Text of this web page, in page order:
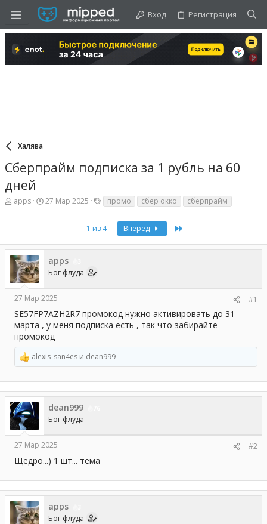
Вход Регистрация
Халява
Сберпрайм подписка за 1 рубль на 60
дней
А
т
е
м
ы
apps
Д
а
27 Мар 2025
Т
е
и
промо сбер окко сберпрайм
1 из 4 Вперёд
apps
Бог флуда
27 Мар 2025 #1
SE57FP7AZH2R7 промокод нужно активировать до 31
марта , у меня подписка есть , так что забирайте
промокод
Р
е
а
к
ц
и
и
:
alexis_san4es и dean999
dean999
Бог флуда
27 Мар 2025 #2
Щедро...) 1 шт... тема
apps
Бог флуда